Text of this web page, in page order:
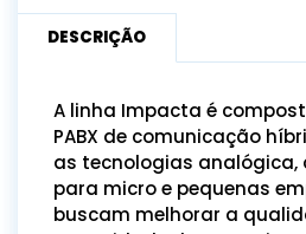
DESCRIÇÃO
A linha Impacta é
PABX de comunicação
as tecnologias analógica,
para micro e pequenas
buscam melhorar a